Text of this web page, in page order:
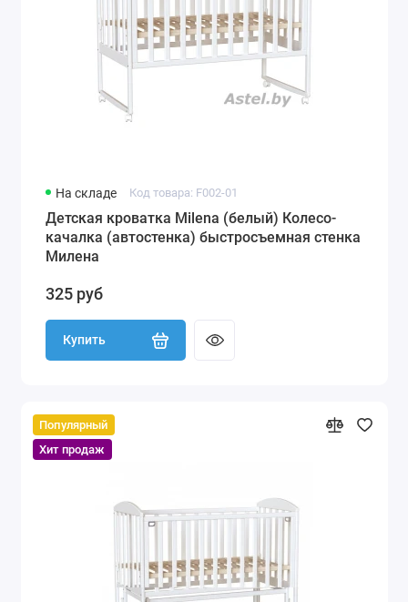
На складе Код товара: F002-01
Детская кроватка Milena (белый) Колесо-
качалка (автостенка) быстросъемная стенка
Милена
325 руб
Купить
Популярный
Хит продаж